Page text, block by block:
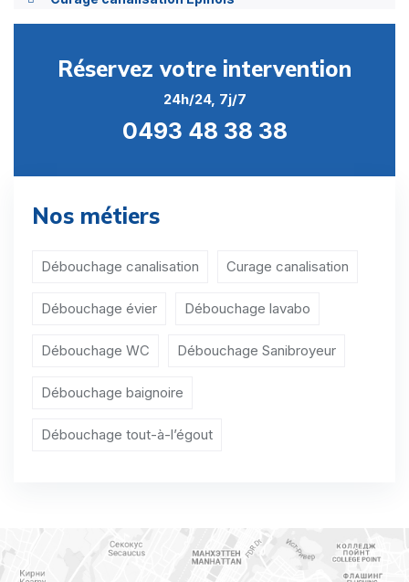
Curage canalisation Estinnes-au-Val
Curage canalisation Faurœulx
Curage canalisation Haulchin
Curage canalisation Houdeng-Aimeries
Curage canalisation Ressaix
Réservez votre intervention
24h/24, 7j/7
0493 48 38 38
Nos métiers
Débouchage canalisation Curage canalisation
Débouchage évier Débouchage lavabo
Débouchage WC Débouchage Sanibroyeur
Débouchage baignoire
Débouchage tout-à-l’égout